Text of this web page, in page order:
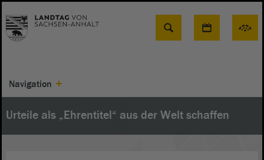
Suche
Navigation
Urteile als „Ehrentitel“ aus der Welt schaffen